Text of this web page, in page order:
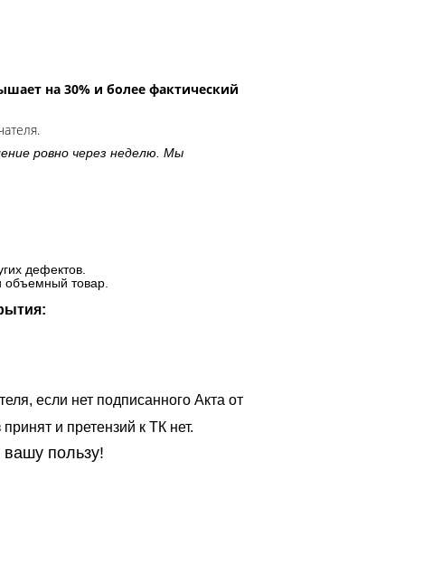
на 30% и более фактический
ровно через неделю. Мы
дефектов.
объемный товар.
если нет подписанного Акта от
и претензий к ТК нет.
пользу!